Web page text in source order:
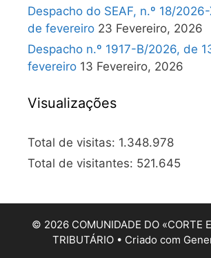
Despacho do SEAF, n.º 18/
de fevereiro 23 Fevereiro, 2026
Despacho n.º 1917-B/2026, de
fevereiro 13 Fevereiro, 2026
Visualizações
Total de visitas: 1.348.978
Total de visitantes: 521.645
© 2026 COMUNIDADE DO «CORTE
TRIBUTÁRIO• Criado com